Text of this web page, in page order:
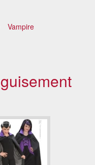
Vampire